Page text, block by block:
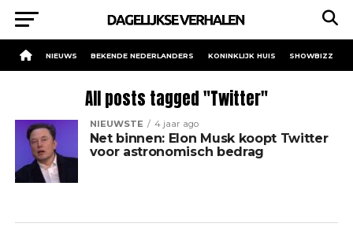
NIEUWS BEKENDE NEDERLANDERS KONINKLIJK HUIS SHOWBIZZ
All posts tagged "Twitter"
NIEUWSTE 4 jaar ago
Net binnen: Elon Musk koopt Twitter
voor astronomisch bedrag